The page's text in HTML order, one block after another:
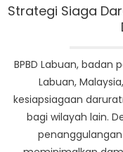
Strategi Siaga
BPBD Labuan,
Labuan,
kesiapsiagaan
bagi wilayah lain.
penanggulangan